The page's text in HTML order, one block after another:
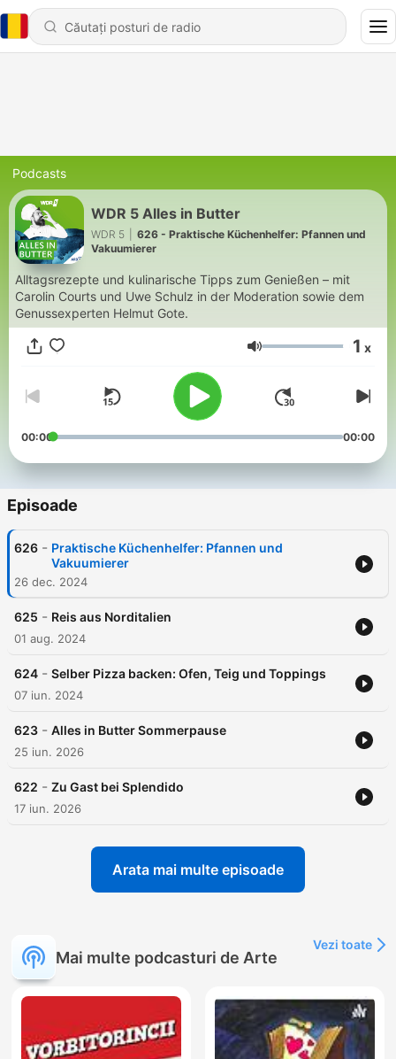
Podcasts
WDR 5 Alles in Butter
WDR 5
626 - Praktische Küchenhelfer: Pfannen und
Vakuumierer
Alltagsrezepte und kulinarische Tipps zum Genießen – mit
Carolin Courts und Uwe Schulz in der Moderation sowie dem
Genussexperten Helmut Gote.
Volum 1 x
00:00 00:00
Episoade
626 - Praktische Küchenhelfer: Pfannen und
Vakuumierer
26 dec. 2024
625 - Reis aus Norditalien
01 aug. 2024
624 - Selber Pizza backen: Ofen, Teig und Toppings
07 iun. 2024
623 - Alles in Butter Sommerpause
25 iun. 2026
622 - Zu Gast bei Splendido
17 iun. 2026
Arata mai multe episoade
Mai multe podcasturi de Arte
Vezi toate